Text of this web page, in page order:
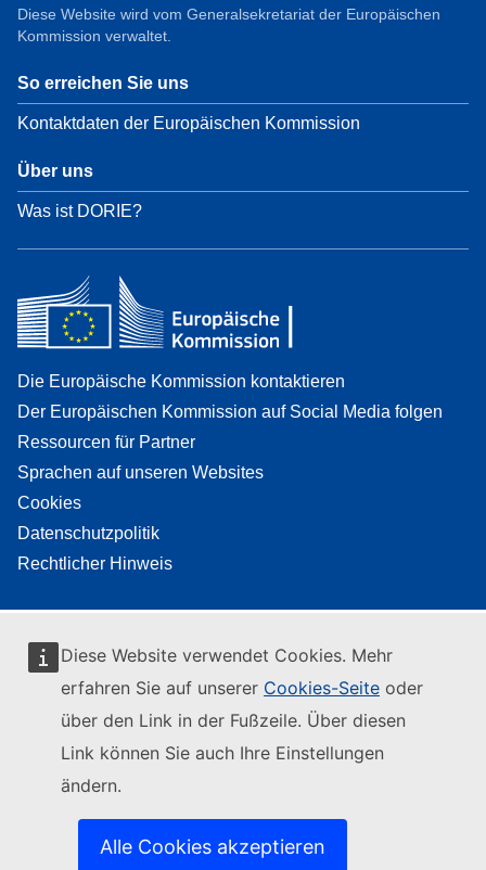
Diese Website verwendet Cookies. Mehr
erfahren Sie auf unserer Cookies-Seite oder
über den Link in der Fußzeile. Über diesen
Link können Sie auch Ihre Einstellungen
ändern.
Alle Cookies akzeptieren
Diese Website wird vom Generalsekretariat der Europäischen
Kommission verwaltet.
So erreichen Sie uns
Kontaktdaten der Europäischen Kommission
Über uns
Was ist DORIE?
Die Europäische Kommission kontaktieren
Der Europäischen Kommission auf Social Media folgen
Ressourcen für Partner
Sprachen auf unseren Websites
Cookies
Datenschutzpolitik
Rechtlicher Hinweis